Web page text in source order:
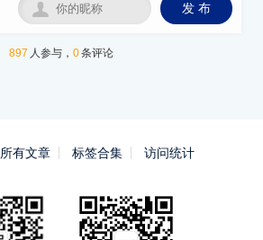
发 布

897 人参与， 0条评论
所有文章 标签合集 访问统计